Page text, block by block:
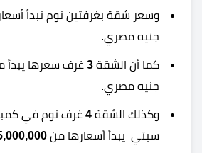
وسعر شقة بغرفتين نوم تبدأ
جنيه مصري.
كما أن الشقة 3 غرف سعرها يبدأ
جنيه مصري.
وكذلك الشقة 4 غرف نوم في
سيتي يبدأ أسعارها من